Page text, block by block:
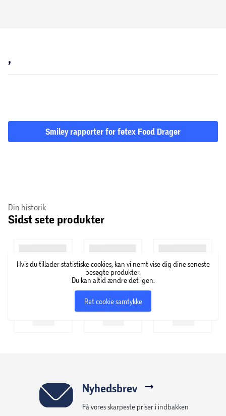
,
Smiley rapporter for føtex Food Dragør
Din historik
Sidst sete produkter
Hvis du tillader statistiske cookies, kan vi nemt vise dig dine seneste
besøgte produkter.
Du kan altid ændre det igen.
Ret cookie samtykke
Nyhedsbrev
Få vores skarpeste priser i indbakken